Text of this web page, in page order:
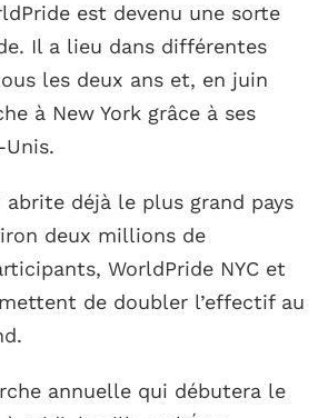
est devenu une sorte
Il a lieu dans différentes
les deux ans et, en juin
à New York grâce à ses
déjà le plus grand pays
deux millions de
WorldPride NYC et
de doubler l’effectif au
annuelle qui débutera le